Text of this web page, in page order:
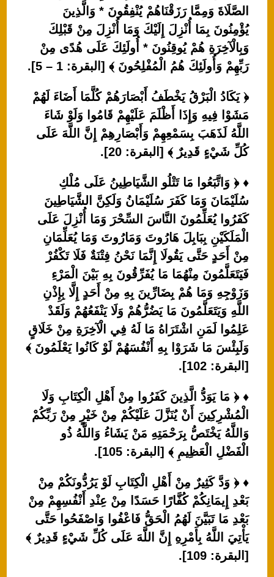
الصَّلَاةَ وَمِمَّا رَزَقْنَاهُمْ يُنْفِقُونَ * وَالَّذِينَ
يُؤْمِنُونَ بِمَا أُنْزِلَ إِلَيْكَ وَمَا أُنْزِلَ مِنْ قَبْلِكَ
وَبِالْآخِرَةِ هُمْ يُوقِنُونَ * أُولَئِكَ عَلَى هُدًى مِنْ
رَبِّهِمْ وَأُولَئِكَ هُمُ الْمُفْلِحُونَ ﴾ [البقرة: 1 – 5].
﴿ يَكَادُ الْبَرْقُ يَخْطَفُ أَبْصَارَهُمْ كُلَّمَا أَضَاءَ لَهُمْ
مَشَوْا فِيهِ وَإِذَا أَظْلَمَ عَلَيْهِمْ قَامُوا وَلَوْ شَاءَ
اللَّهُ لَذَهَبَ بِسَمْعِهِمْ وَأَبْصَارِهِمْ إِنَّ اللَّهَ عَلَى
كُلِّ شَيْءٍ قَدِيرٌ ﴾ [البقرة: 20].
♦ ﴿ وَاتَّبَعُوا مَا تَتْلُو الشَّيَاطِينُ عَلَى مُلْكِ
سُلَيْمَانَ وَمَا كَفَرَ سُلَيْمَانُ وَلَكِنَّ الشَّيَاطِينَ
كَفَرُوا يُعَلِّمُونَ النَّاسَ السِّحْرَ وَمَا أُنْزِلَ عَلَى
الْمَلَكَيْنِ بِبَابِلَ هَارُوتَ وَمَارُوتَ وَمَا يُعَلِّمَانِ
مِنْ أَحَدٍ حَتَّى يَقُولَا إِنَّمَا نَحْنُ فِتْنَةٌ فَلَا تَكْفُرْ
فَيَتَعَلَّمُونَ مِنْهُمَا مَا يُفَرِّقُونَ بِهِ بَيْنَ الْمَرْءِ
وَزَوْجِهِ وَمَا هُمْ بِضَارِّينَ بِهِ مِنْ أَحَدٍ إِلَّا بِإِذْنِ
اللَّهِ وَيَتَعَلَّمُونَ مَا يَضُرُّهُمْ وَلَا يَنْفَعُهُمْ وَلَقَدْ
عَلِمُوا لَمَنِ اشْتَرَاهُ مَا لَهُ فِي الْآخِرَةِ مِنْ خَلَاقٍ
وَلَبِئْسَ مَا شَرَوْا بِهِ أَنْفُسَهُمْ لَوْ كَانُوا يَعْلَمُونَ ﴾
[البقرة: 102].
♦ ﴿ مَا يَوَدُّ الَّذِينَ كَفَرُوا مِنْ أَهْلِ الْكِتَابِ وَلَا
الْمُشْرِكِينَ أَنْ يُنَزَّلَ عَلَيْكُمْ مِنْ خَيْرٍ مِنْ رَبِّكُمْ
وَاللَّهُ يَخْتَصُّ بِرَحْمَتِهِ مَنْ يَشَاءُ وَاللَّهُ ذُو
الْفَضْلِ الْعَظِيمِ ﴾ [البقرة: 105].
♦ ﴿ وَدَّ كَثِيرٌ مِنْ أَهْلِ الْكِتَابِ لَوْ يَرُدُّونَكُمْ مِنْ
بَعْدِ إِيمَانِكُمْ كُفَّارًا حَسَدًا مِنْ عِنْدِ أَنْفُسِهِمْ مِنْ
بَعْدِ مَا تَبَيَّنَ لَهُمُ الْحَقُّ فَاعْفُوا وَاصْفَحُوا حَتَّى
يَأْتِيَ اللَّهُ بِأَمْرِهِ إِنَّ اللَّهَ عَلَى كُلِّ شَيْءٍ قَدِيرٌ ﴾
[البقرة: 109].